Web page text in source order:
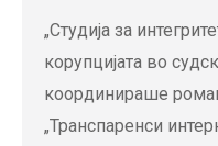
„Студија за
корупцијата во
координираше
„Транспаренси